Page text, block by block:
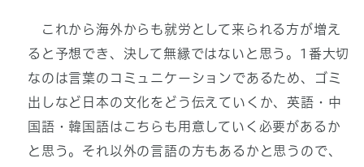
これから海外からも就労として来られる方が増え
ると予想でき、決して無縁ではないと思う。1番大切
なのは言葉のコミュニケーションであるため、ゴミ
出しなど日本の文化をどう伝えていくか、英語・中
国語・韓国語はこちらも用意していく必要があるか
と思う。それ以外の言語の方もあるかと思うので、